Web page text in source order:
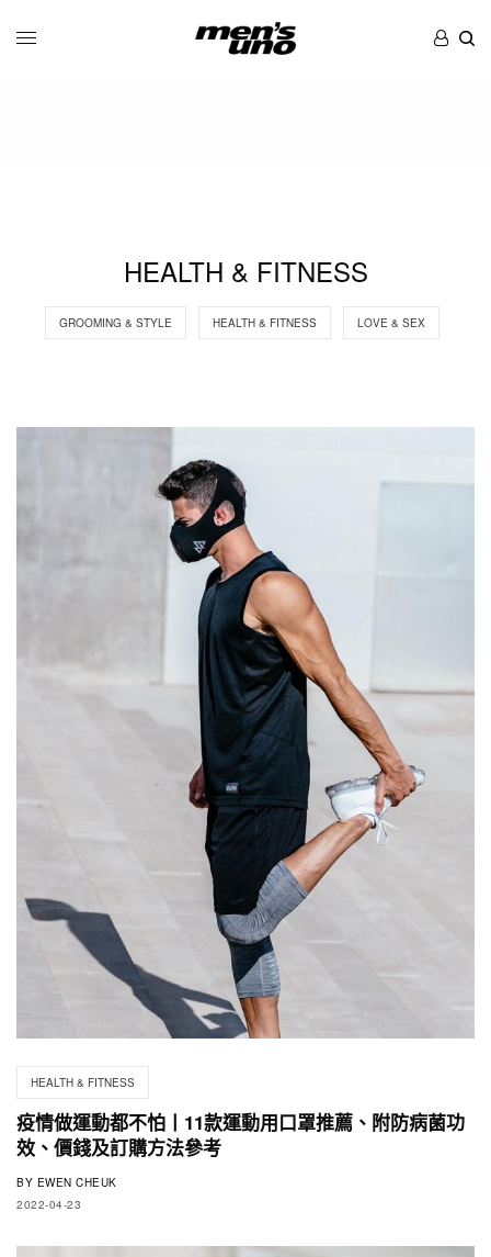
HEALTH & FITNESS
GROOMING & STYLE HEALTH & FITNESS LOVE & SEX
HEALTH & FITNESS
疫情做運動都不怕丨11款運動用口罩推薦、附防病菌功
效、價錢及訂購方法參考
BY EWEN CHEUK
2022-04-23